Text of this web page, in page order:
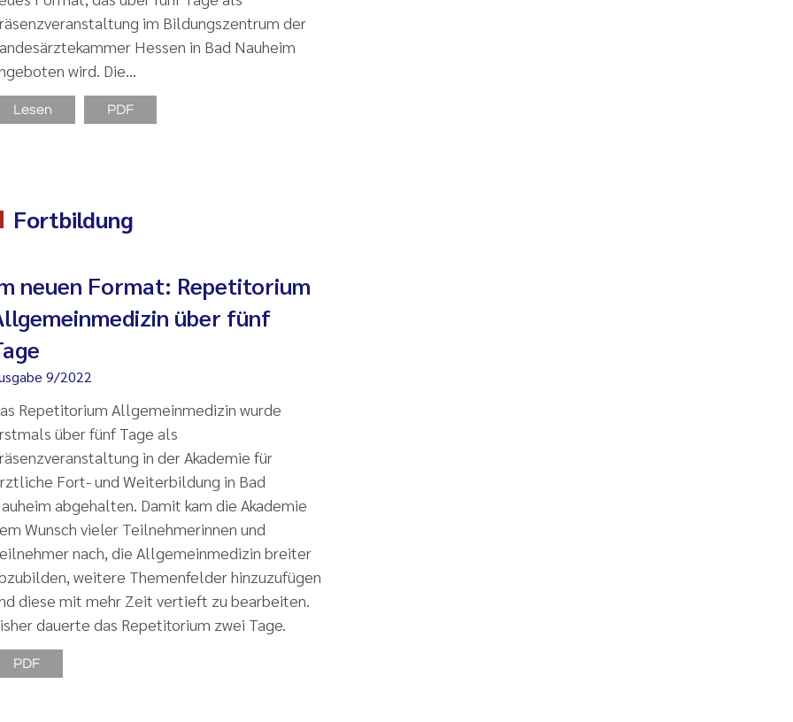
im Bildungszentrum der
Hessen in Bad Nauheim
wird. Die…
Lesen PDF
Fortbildung
neuen Format: Repetitorium
über fünf
9/2022
Repetitorium Allgemeinmedizin wurde
über fünf Tage als
in der Akademie für
Fort- und Weiterbildung in Bad
abgehalten. Damit kam die Akademie
Wunsch vieler Teilnehmerinnen und
nach, die Allgemeinmedizin breiter
weitere Themenfelder hinzuzufügen
diese mit mehr Zeit vertieft zu bearbeiten.
dauerte das Repetitorium zwei Tage.
PDF